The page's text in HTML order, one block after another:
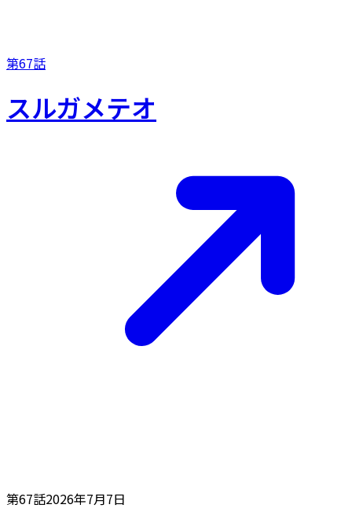
第67話
スルガメテオ
第67話2026年7月7日